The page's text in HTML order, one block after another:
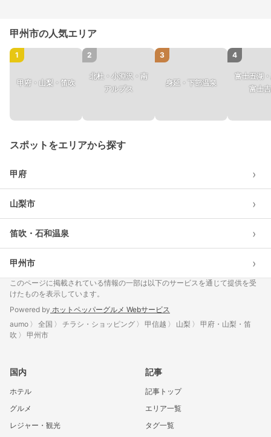
甲州市の人気エリア
1
甲府・山梨・笛吹
2
北杜・小淵沢・南
アルプス
3
身延・下部温泉
4
富士五湖
富士
スポットをエリアから探す
甲府 ›
山梨市 ›
笛吹・石和温泉 ›
甲州市 ›
このページに掲載されている情報の一部は以下のサービスを通じて提供を受
けたものを表示しています。
Powered by ホットペッパーグルメ Webサービス
aumo
全国 チラシ・ショッピング 甲信越 山梨
甲府・山梨・笛
吹
甲州市
国内
ホテル
グルメ
レジャー・観光
記事
記事トップ
エリア一覧
タグ一覧